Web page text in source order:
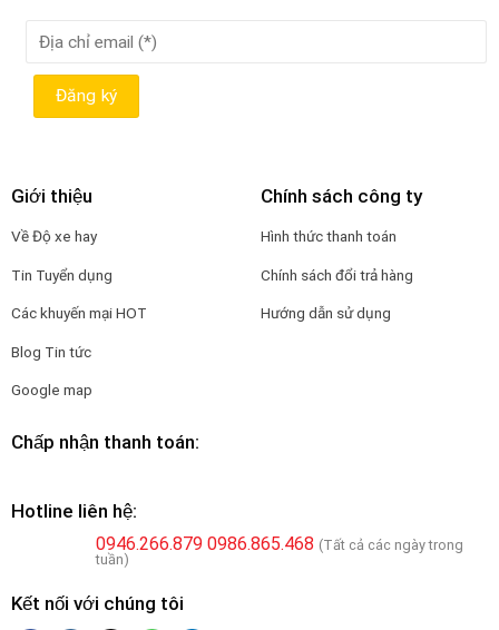
Giới thiệu
Về Độ xe hay
Tin Tuyển dụng
Các khuyến mại HOT
Blog Tin tức
Google map
Chính sách công ty
Hình thức thanh toán
Chính sách đổi trả hàng
Hướng dẫn sử dụng
Chấp nhận thanh toán:
Hotline liên hệ:
0946.266.879 0986.865.468 (Tất cả các ngày trong
tuần)
Kết nối với chúng tôi